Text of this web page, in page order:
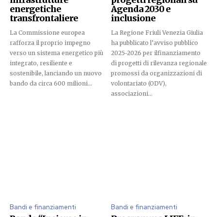
energetiche
transfrontaliere
La Commissione europea
rafforza il proprio impegno
verso un sistema energetico più
integrato, resiliente e
sostenibile, lanciando un nuovo
bando da circa 600 milioni...
Agenda 2030 e
inclusione
La Regione Friuli Venezia Giulia
ha pubblicato l’avviso pubblico
2025-2026 per ilfinanziamento
di progetti di rilevanza regionale
promossi da organizzazioni di
volontariato (ODV),
associazioni...
Bandi e finanziamenti Bandi e finanziamenti